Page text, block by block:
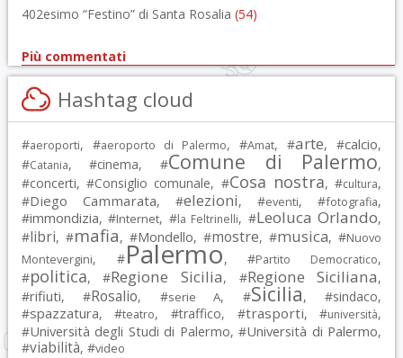
402esimo “Festino” di Santa Rosalia (54)
Più commentati
Hashtag cloud
#aeroporti, #aeroporto di Palermo, #Amat, #arte, #calcio,
#Catania, #cinema, #Comune di Palermo,
#concerti, #Consiglio comunale, #Cosa nostra, #cultura,
#Diego Cammarata, #elezioni, #eventi, #fotografia,
#immondizia, #Internet, #la Feltrinelli, #Leoluca Orlando,
#libri, #mafia, #Mondello, #mostre, #musica, #Nuovo
Montevergini, #Palermo, #Partito Democratico,
#politica, #Regione Sicilia, #Regione Siciliana,
#rifiuti, #Rosalio, #serie A, #Sicilia, #sindaco,
#spazzatura, #teatro, #traffico, #trasporti, #università,
#Università degli Studi di Palermo, #Università di Palermo,
#viabilità, #video